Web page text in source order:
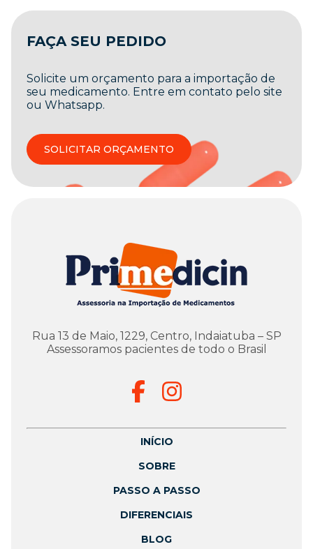
FAÇA SEU PEDIDO
Solicite um orçamento para a importação de
seu medicamento. Entre em contato pelo site
ou Whatsapp.
SOLICITAR ORÇAMENTO
Rua 13 de Maio, 1229, Centro, Indaiatuba – SP
Assessoramos pacientes de todo o Brasil
INÍCIO
SOBRE
PASSO A PASSO
DIFERENCIAIS
BLOG